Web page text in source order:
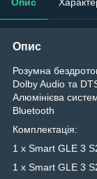
Опис
Розумна
Dolby Audio та
Алюмінієва
Bluetooth
Комплектація:
1 x Smart GLE 3
1 x Smart GLE 3